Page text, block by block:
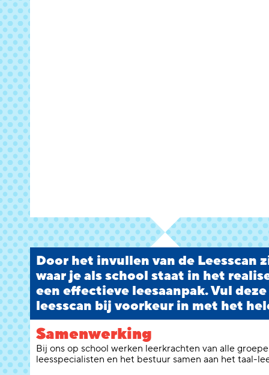
Door het invullen van de Leesscan
waar je als school staat in het
een effectieve leesaanpak. Vul deze
leesscan bij voorkeur in met het
Samenwerking
Bij ons op school werken leerkrachten van alle
leesspecialisten en het bestuur samen aan het taal-